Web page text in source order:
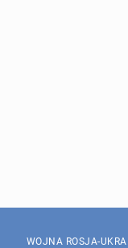
WOJNA ROSJA-